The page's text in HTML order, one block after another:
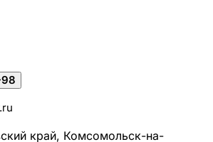
край, Комсомольск-на-